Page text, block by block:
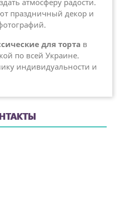
праздничный декор и
для торта в
по всей Украине.
индивидуальности и